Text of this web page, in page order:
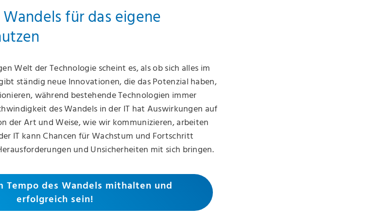
Wandels für das eigene
Welt der Technologie scheint es, als ob sich alles im
ständig neue Innovationen, die das Potenzial haben,
während bestehende Technologien immer
des Wandels in der IT hat Auswirkungen auf
der Art und Weise, wie wir kommunizieren, arbeiten
IT kann Chancen für Wachstum und Fortschritt
und Unsicherheiten mit sich bringen.
Tempo des Wandels mithalten und
erfolgreich sein!